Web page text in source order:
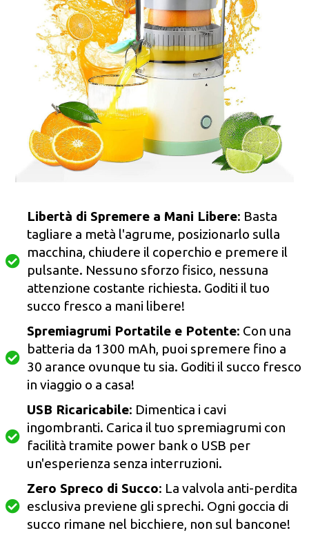
Libertà di Spremere a Mani Libere: Basta
tagliare a metà l'agrume, posizionarlo sulla
macchina, chiudere il coperchio e premere il
pulsante. Nessuno sforzo fisico, nessuna
attenzione costante richiesta. Goditi il tuo
succo fresco a mani libere!
Spremiagrumi Portatile e Potente: Con una
batteria da 1300 mAh, puoi spremere fino a
30 arance ovunque tu sia. Goditi il succo fresco
in viaggio o a casa!
USB Ricaricabile: Dimentica i cavi
ingombranti. Carica il tuo spremiagrumi con
facilità tramite power bank o USB per
un'esperienza senza interruzioni.
Zero Spreco di Succo: La valvola anti-perdita
esclusiva previene gli sprechi. Ogni goccia di
succo rimane nel bicchiere, non sul bancone!